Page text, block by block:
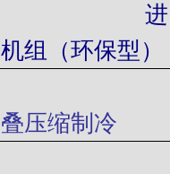
机组
（环保型 ）
叠压缩制冷